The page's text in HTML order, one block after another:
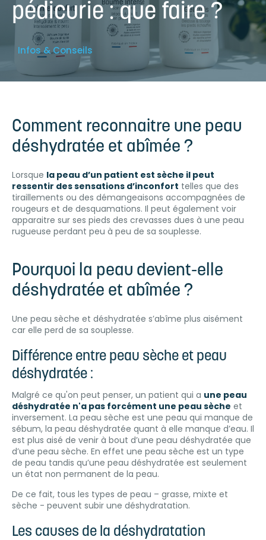
pédicurie : que faire ?
Infos & Conseils
Comment reconnaitre une peau
déshydratée et abîmée ?
Lorsque la peau d’un patient est sèche il peut
ressentir des sensations d’inconfort telles que des
tiraillements ou des démangeaisons accompagnées de
rougeurs et de desquamations. Il peut également voir
apparaitre sur ses pieds des crevasses dues à une peau
rugueuse perdant peu à peu de sa souplesse.
Pourquoi la peau devient-elle
déshydratée et abîmée ?
Une peau sèche et déshydratée s’abîme plus aisément
car elle perd de sa souplesse.
Différence entre peau sèche et peau
déshydratée :
Malgré ce qu'on peut penser, un patient qui a une peau
déshydratée n'a pas forcément une peau sèche et
inversement. La peau sèche est une peau qui manque de
sébum, la peau déshydratée quant à elle manque d’eau. Il
est plus aisé de venir à bout d’une peau déshydratée que
d’une peau sèche. En effet une peau sèche est un type
de peau tandis qu’une peau déshydratée est seulement
un état non permanent de la peau.
De ce fait, tous les types de peau – grasse, mixte et
sèche - peuvent subir une déshydratation.
Les causes de la déshydratation